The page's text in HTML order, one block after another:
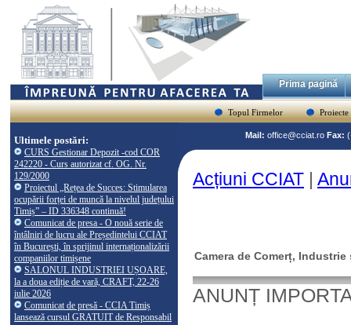
Prima pagină
Topul Firmelor Proiecte
Ultimele postări:
CURS Gestionar Depozit -cod COR
242220 - Curs autorizat cf. OG. Nr.
129/2000
Proiectul „Rețea de Succes: Stimularea
ocupării forței de muncă la nivelul județului
Timiș” – ID 336348 continuă!
Comunicat de presa - O nouă serie de
întâlniri de lucru ale Președintelui CCIAT
în București, în sprijinul internaționalizării
companiilor timișene
SALONUL INDUSTRIEI UȘOARE,
la a doua ediție de vară, CRAFT, 22-26
iulie 2026
Comunicat de presă - CCIA Timiș
lansează cursul GRATUIT de Responsabil
Mail: office@cciat.ro Fax:
Acțiuni CCIAT |
Camera de Comerț,
ANUNȚ